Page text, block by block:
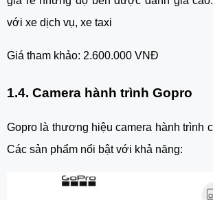
với xe dịch vụ, xe taxi
Giá tham khảo: 2.600.000 VNĐ
1.4. Camera hành trình Gopro
Gopro là thương hiệu camera hành trình
Các sản phẩm nổi bật với khả năng: